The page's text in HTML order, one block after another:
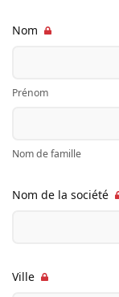
Nom
Prénom
Nom de famille
Nom de la société
Ville